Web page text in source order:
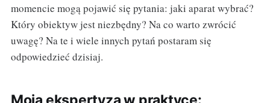
momencie mogą pojawić się pytania: jaki aparat wybrać?
Który obiektyw jest niezbędny? Na co warto zwrócić
uwagę? Na te i wiele innych pytań postaram się
odpowiedzieć dzisiaj.